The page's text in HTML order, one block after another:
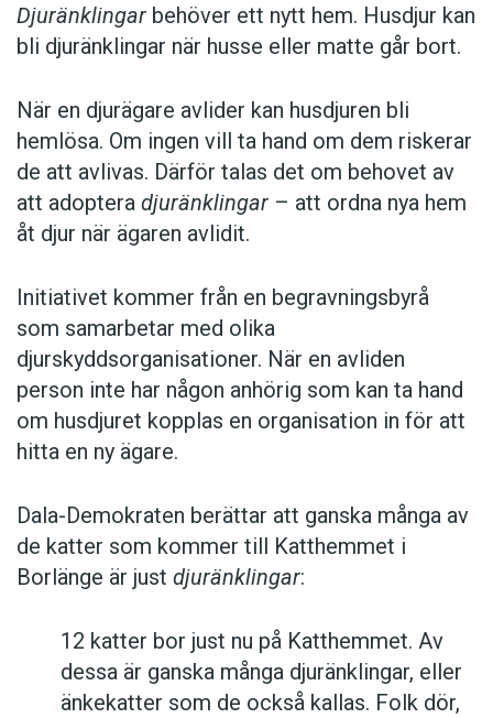
Djuränklingar behöver ett nytt hem. Husdjur kan
bli djuränklingar när husse eller matte går bort.
När en djurägare avlider kan husdjuren bli
hemlösa. Om ingen vill ta hand om dem riskerar
de att avlivas. Därför talas det om behovet av
att adoptera djuränklingar – att ordna nya hem
åt djur när ägaren avlidit.
Initiativet kommer från en begravningsbyrå
som samarbetar med olika
djurskyddsorganisationer. När en avliden
person inte har någon anhörig som kan ta hand
om husdjuret kopplas en organisation in för att
hitta en ny ägare.
Dala-Demokraten berättar att ganska många av
de katter som kommer till Katthemmet i
Borlänge är just djuränklingar:
12 katter bor just nu på Katthemmet. Av
dessa är ganska många djuränklingar, eller
änkekatter som de också kallas. Folk dör,